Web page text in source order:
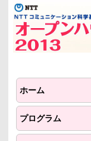
ホーム
プログラム